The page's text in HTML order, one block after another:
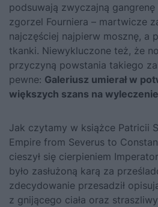
podsuwają zwyczajną
zgorzel Fourniera – martwicze
najczęściej najpierw mosznę, a
tkanki. Niewykluczone też, że
przyczyną powstania takiego
pewne: Galeriusz umierał w
większych szans na
Jak czytamy w książce Patricii
Empire from Severus to
cieszył się cierpieniem
było zasłużoną karą za
zdecydowanie przesadził
z gnijącego ciała oraz